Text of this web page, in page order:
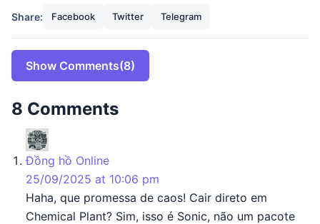
Share: Facebook Twitter Telegram
Show Comments(8)
8 Comments
Đồng hồ Onlinesays:
25/09/2025 at 10:06 pm
Haha, que promessa de caos! Cair direto em
Chemical Plant? Sim, isso é Sonic, não um pacote